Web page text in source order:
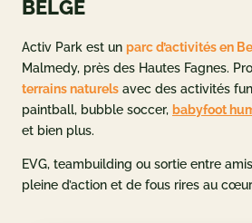
parc
BELGE
Activ Park est un parc d’activités en
Malmedy, près des Hautes Fagnes.
terrains naturels avec des activités
paintball, bubble soccer, babyfoot
et bien plus.
EVG, teambuilding ou sortie entre
pleine d’action et de fous rires au